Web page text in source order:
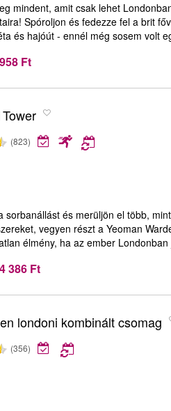
mindent, amit csak lehet
Spóroljon és fedezze fel a brit
és hajóút - ennél még sosem volt
Ft
(823)
sorbanállást és merüljön el több,
vegyen részt a Yeoman
élmény, ha az ember Londonban
386 Ft
londoni kombinált csomag
(356)